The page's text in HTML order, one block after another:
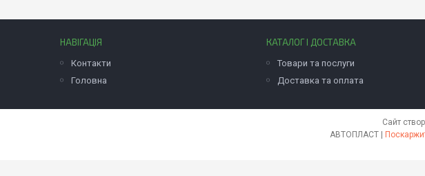
НАВІГАЦІЯ
Контакти
Головна
КАТАЛОГ І ДОСТАВКА
Товари та послуги
Доставка та оплата
Сайт
АВТОПЛАСТ |